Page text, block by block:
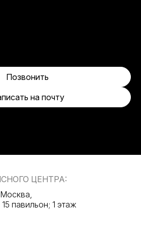
на почту
Позвонить
ЦЕНТРА:
павильон; 1 этаж